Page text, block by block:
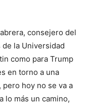
consejero del
la Universidad
como para Trump
en torno a una
hoy no se va a
lo más un camino,